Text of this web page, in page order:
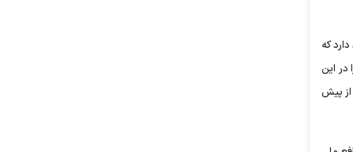
که
آمدن دولتی غرب‌گرا در این
از پیش